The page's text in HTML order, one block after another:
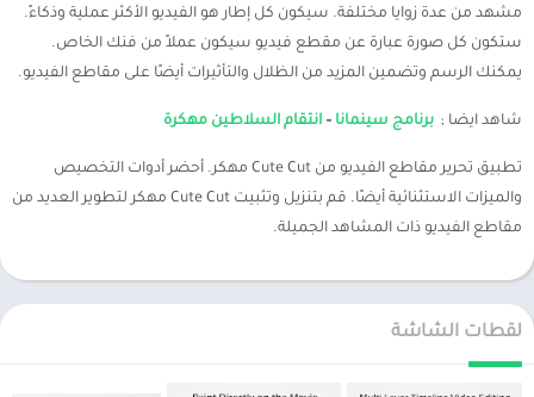
مشهد من عدة زوايا مختلفة. سيكون كل إطار هو الفيديو الأكثر عملية وذكاءً.
ستكون كل صورة عبارة عن مقطع فيديو سيكون عملاً من فنك الخاص.
يمكنك الرسم وتضمين المزيد من الظلال والتأثيرات أيضًا على مقاطع الفيديو.
شاهد ايضا ; برنامج سينمانا – انتقام السلاطين مهكرة
تطبيق تحرير مقاطع الفيديو من Cute Cut مهكر. أحضر أدوات التخصيص
والميزات الاستثنائية أيضًا. قم بتنزيل وتثبيت Cute Cut مهكر لتطوير العديد من
مقاطع الفيديو ذات المشاهد الجميلة.
لقطات الشاشة